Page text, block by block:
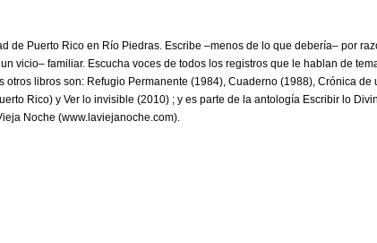
de Puerto Rico en Río Piedras. Escribe –menos de lo que debería– por
vicio– familiar. Escucha voces de todos los registros que le hablan de
otros libros son: Refugio Permanente (1984), Cuaderno (1988), Crónica de
Rico) y Ver lo invisible (2010) ; y es parte de la antología Escribir lo
Noche (www.laviejanoche.com).